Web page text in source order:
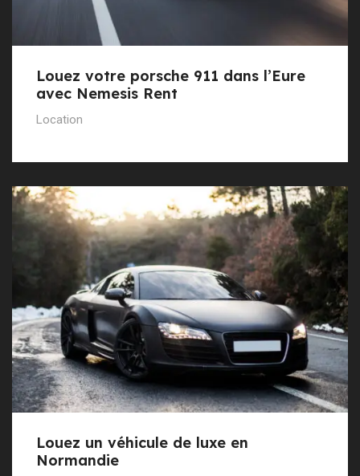
Louez votre porsche 911 dans l’Eure
avec Nemesis Rent
Location
Louez un véhicule de luxe en
Normandie